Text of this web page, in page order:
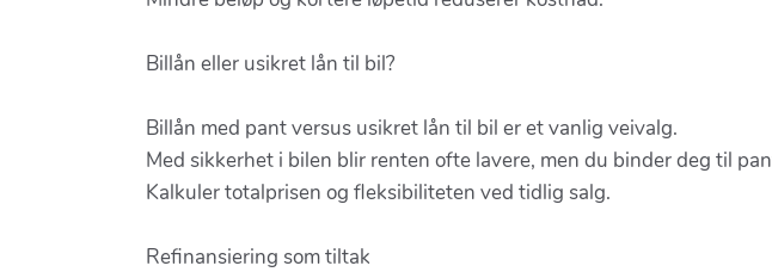
Billån eller usikret lån til bil?
Billån med pant versus usikret lån til bil er et vanlig veivalg.
Med sikkerhet i bilen blir renten ofte lavere, men du binder deg til
Kalkuler totalprisen og fleksibiliteten ved tidlig salg.
Refinansiering som tiltak